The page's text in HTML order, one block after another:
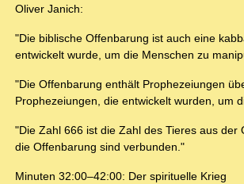
Oliver Janich:
"Die biblische Offenbarung ist auch eine
entwickelt wurde, um die Menschen zu
"Die Offenbarung enthält Prophezeiungen
Prophezeiungen, die entwickelt wurden, um
"Die Zahl 666 ist die Zahl des Tieres aus
die Offenbarung sind verbunden."
Minuten 32:00–42:00: Der spirituelle Krieg